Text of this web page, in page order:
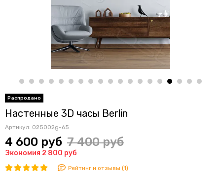
Настенные 3D часы Berlin
Артикул: 025002g-65
4 600 руб 7 400 руб
Экономия 2 800 руб
Рейтинг и отзывы (1)